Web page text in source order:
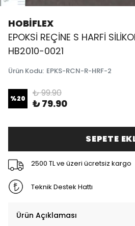
HOBİFLEX
EPOKSİ REÇİNE S HARFİ
HB2010-0021
Ürün Kodu: EPKS-RCN-R-HRF-2
%20 ₺ 99.90
₺ 79.90
SEPETE
2500 TL ve üzeri ücretsiz kargo
Teknik Destek Hattı
Ürün Açıklaması